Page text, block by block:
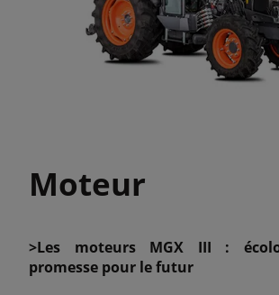
Moteur
>Les moteurs MGX III :
promesse pour le futur